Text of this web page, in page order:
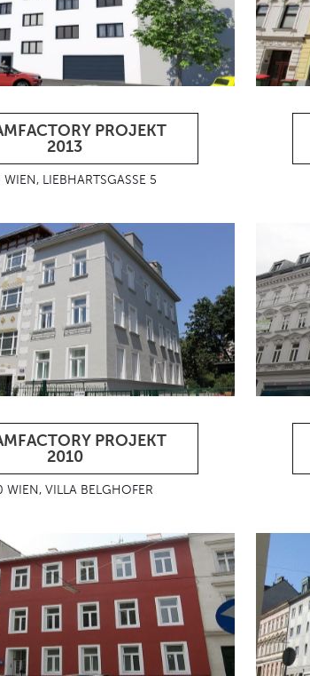
PROJEKT
2013
WIEN, LIEBHARTSGASSE 5
PROJEKT
2010
WIEN, VILLA BELGHOFER